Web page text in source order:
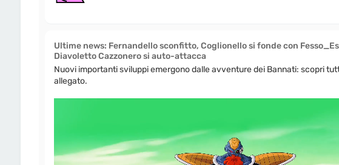
Ultime news: Fernandello sconfitto, Coglionello si fonde con
Diavoletto Cazzonero si auto-attacca
Nuovi importanti sviluppi emergono dalle avventure dei Bannati: scopri
allegato.